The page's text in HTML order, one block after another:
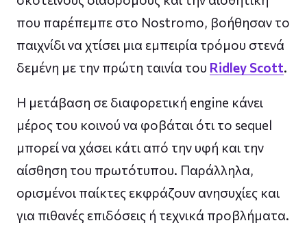
που παρέπεμπε στο Nostromo, βοήθησαν το
παιχνίδι να χτίσει μια εμπειρία τρόμου στενά
δεμένη με την πρώτη ταινία του Ridley Scott.
Η μετάβαση σε διαφορετική engine κάνει
μέρος του κοινού να φοβάται ότι το sequel
μπορεί να χάσει κάτι από την υφή και την
αίσθηση του πρωτότυπου. Παράλληλα,
ορισμένοι παίκτες εκφράζουν ανησυχίες και
για πιθανές επιδόσεις ή τεχνικά προβλήματα.